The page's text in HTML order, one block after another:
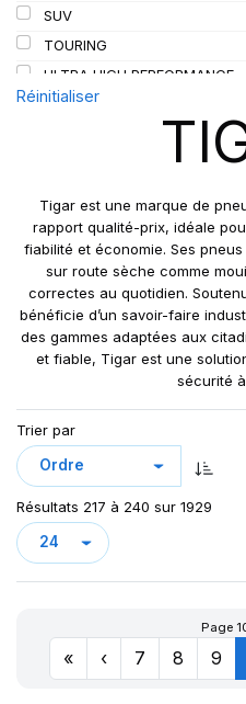
SUV
TOURING
ULTRA HIGH PERFORMANCE
Réinitialiser
Tigar est une marque de
rapport qualité-prix, idéale
fiabilité et économie. Ses
sur route sèche comme
correctes au quotidien.
bénéficie d’un savoir-faire
des gammes adaptées aux
et fiable, Tigar est une
sécurité
Trier par
Résultats 217 à 240 sur 1929
Page
« ‹ 7 8 9